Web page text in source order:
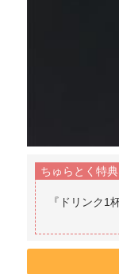
ちゅらとく特典